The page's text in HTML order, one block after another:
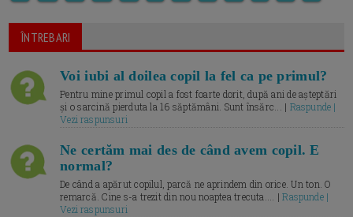
ÎNTREBARI
Voi iubi al doilea copil la fel ca pe primul?
Pentru mine primul copil a fost foarte dorit, după ani de așteptări
și o sarcină pierduta la 16 săptămâni. Sunt însărc... | Raspunde |
Vezi raspunsuri
Ne certăm mai des de când avem copil. E
normal?
De când a apărut copilul, parcă ne aprindem din orice. Un ton. O
remarcă. Cine s-a trezit din nou noaptea trecuta.... |Raspunde |
Vezi raspunsuri